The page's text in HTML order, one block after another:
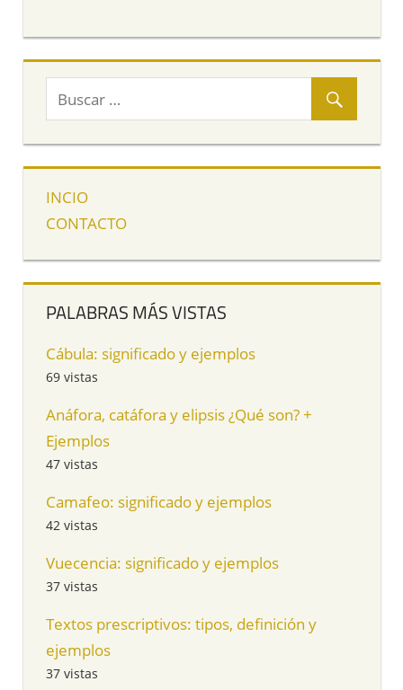
INCIO
CONTACTO
PALABRAS MÁS VISTAS
Cábula: significado y ejemplos
69 vistas
Anáfora, catáfora y elipsis ¿Qué son? +
Ejemplos
47 vistas
Camafeo: significado y ejemplos
42 vistas
Vuecencia: significado y ejemplos
37 vistas
Textos prescriptivos: tipos, definición y
ejemplos
37 vistas